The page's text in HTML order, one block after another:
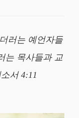
러는 예언자들
는 목사들과 교
서 4:11